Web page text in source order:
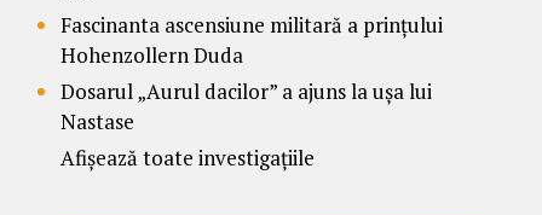
Fascinanta ascensiune militară a prințului
Hohenzollern Duda
Dosarul „Aurul dacilor” a ajuns la ușa lui
Nastase
Afișează toate investigațiile